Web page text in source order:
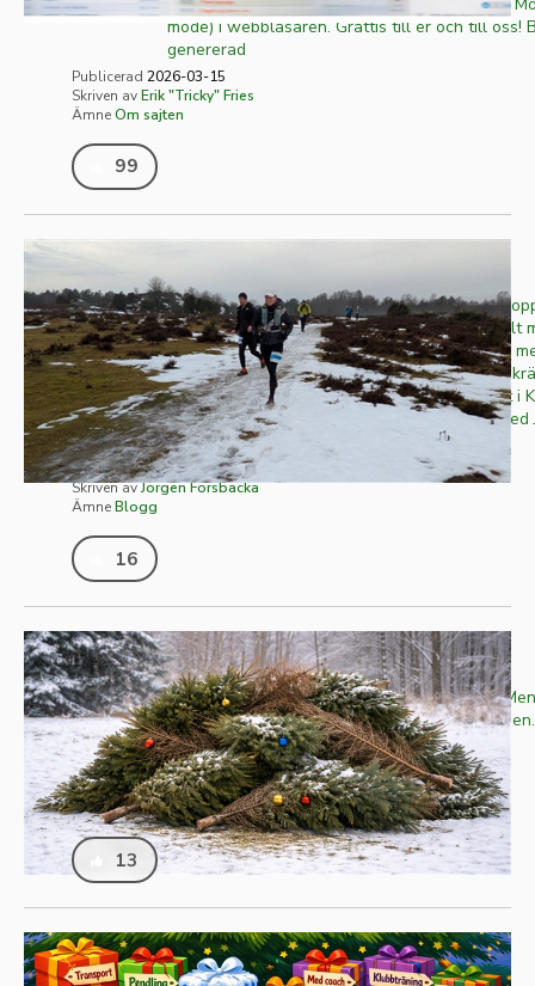
mode) i webbläsaren. Grattis till er och till oss!
genererad
Publicerad 2026-03-15
Skriven avErik "Tricky" Fries
ÄmneOm sajten
99
Sandsjöbacka 60k - en lerfest!
I lördags gav jag mig iväg mot Göteborg och
Sandsjöbacka. För egen del tredje gången gillt
funnits sedan 2014. Ett väloljat arrangemang
distanser att välja på och väldigt mycket och
traillöpning. 2016 sprang jag 44 km med start i
medan det 2018 blev 50 miles tillsammans med
start...
Publicerad2026-01-20
Skriven avJörgen Forsbacka
ÄmneBlogg
16
Tjugondag Knut, julen slut. Eller...?
På Tjugondag Knut är julen är officiellt slut.
utan kastar in ännu en julklapp i sista
Stjärnmedlemmar. Bilden är AI-genererad
Publicerad2026-01-13
Skriven avErik "Tricky" Fries
ÄmneOm sajten
13
Julklappsetiketter till alla!